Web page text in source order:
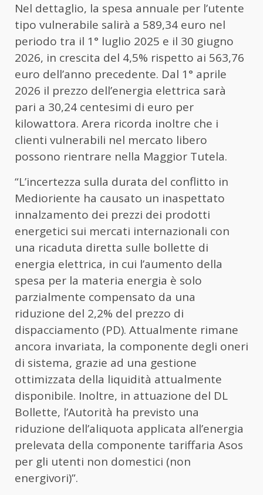
Nel dettaglio, la spesa annuale per l’utente
tipo vulnerabile salirà a 589,34 euro nel
periodo tra il 1° luglio 2025 e il 30 giugno
2026, in crescita del 4,5% rispetto ai 563,76
euro dell’anno precedente. Dal 1° aprile
2026 il prezzo dell’energia elettrica sarà
pari a 30,24 centesimi di euro per
kilowattora. Arera ricorda inoltre che i
clienti vulnerabili nel mercato libero
possono rientrare nella Maggior Tutela.
“L’incertezza sulla durata del conflitto in
Medioriente ha causato un inaspettato
innalzamento dei prezzi dei prodotti
energetici sui mercati internazionali con
una ricaduta diretta sulle bollette di
energia elettrica, in cui l’aumento della
spesa per la materia energia è solo
parzialmente compensato da una
riduzione del 2,2% del prezzo di
dispacciamento (PD). Attualmente rimane
ancora invariata, la componente degli oneri
di sistema, grazie ad una gestione
ottimizzata della liquidità attualmente
disponibile. Inoltre, in attuazione del DL
Bollette, l’Autorità ha previsto una
riduzione dell’aliquota applicata all’energia
prelevata della componente tariffaria Asos
per gli utenti non domestici (non
energivori)”.